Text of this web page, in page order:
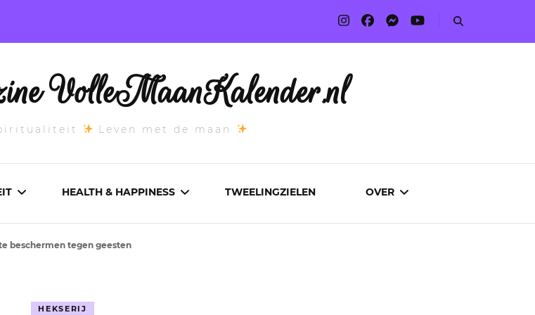
VolleMaanKalender.nl
Leven met de maan
HEALTH & HAPPINESS TWEELINGZIELEN OVER
beschermen tegen geesten
HEKSERIJ